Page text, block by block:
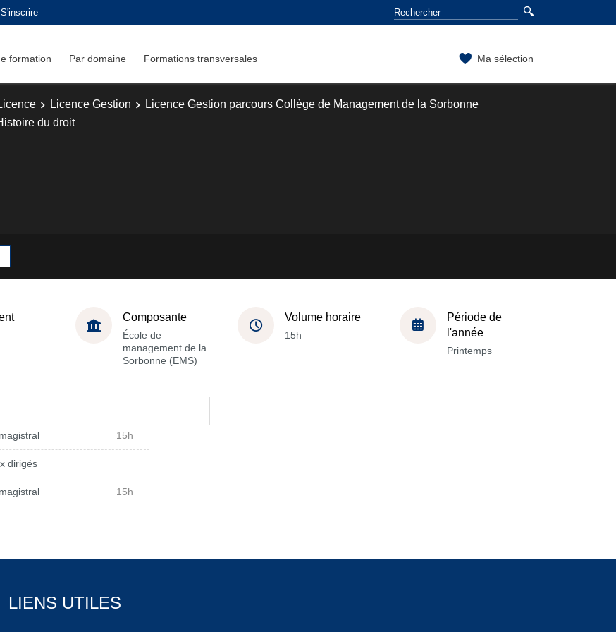
S'inscrire
formation Par domaine Formations transversales Ma sélection
Licence Gestion
Licence Gestion parcours Collège de Management de la Sorbonne
du droit
Composante
École de
management de la
Sorbonne (EMS)
Volume horaire
15h
Période de
l'année
Printemps
15h
dirigés
15h
LIENS UTILES